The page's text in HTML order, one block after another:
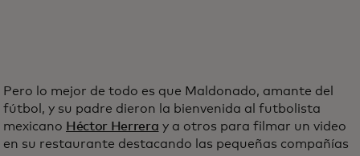
Pero lo mejor de todo es que Maldonado, amante del
fútbol, y su padre dieron la bienvenida al futbolista
mexicano Héctor Herrera y a otros para filmar un video
en su restaurante destacando las pequeñas compañías